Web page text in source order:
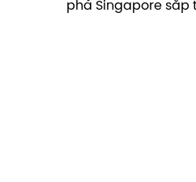
phá Singapore sắp